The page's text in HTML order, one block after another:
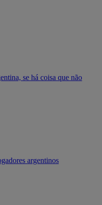
se há coisa que não
argentinos